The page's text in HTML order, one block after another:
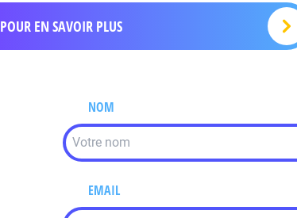
POUR EN SAVOIR PLUS
NOM
EMAIL